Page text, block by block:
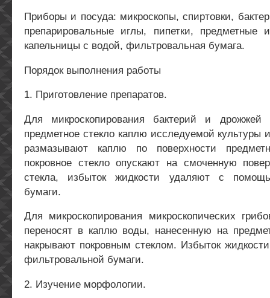
Приборы и посуда: микроскопы, спиртовки,
препарировальные иглы, пипетки, предметные
капельницы с водой, фильтровальная бумага.
Порядок выполнения работы
1. Приготовление препаратов.
Для микроскопирования бактерий и дрожжей
предметное стекло каплю исследуемой культуры
размазывают каплю по поверхности
покровное стекло опускают на смоченную
стекла, избыток жидкости удаляют с
бумаги.
Для микроскопирования микроскопических
переносят в каплю воды, нанесенную на
накрывают покровным стеклом. Избыток
фильтровальной бумаги.
2. Изучение морфологии.